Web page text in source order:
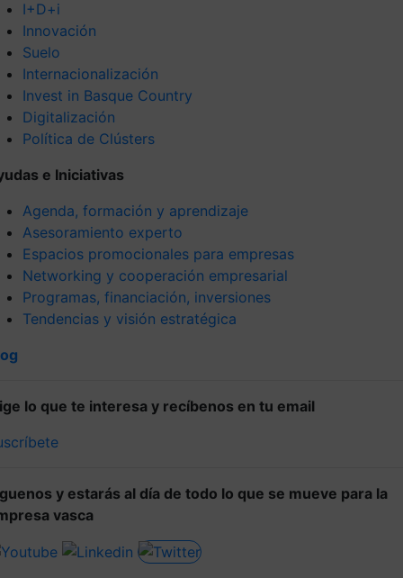
I+D+i
Innovación
Suelo
Internacionalización
Invest in Basque Country
Digitalización
Política de Clústers
e Iniciativas
Agenda, formación y aprendizaje
Asesoramiento experto
Espacios promocionales para empresas
Networking y cooperación empresarial
Programas, financiación, inversiones
Tendencias y visión estratégica
lo que te interesa y recíbenos en tu email
y estarás al día de todo lo que se mueve para la
vasca